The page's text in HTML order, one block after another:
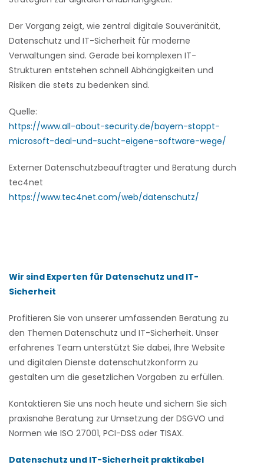
Der Vorgang zeigt, wie zentral digitale Souveränität,
Datenschutz und IT-Sicherheit für moderne
Verwaltungen sind. Gerade bei komplexen IT-
Strukturen entstehen schnell Abhängigkeiten und
Risiken die stets zu bedenken sind.
Quelle:
https://www.all-about-security.de/bayern-stoppt-
microsoft-deal-und-sucht-eigene-software-wege/
Externer Datenschutzbeauftragter und Beratung durch
tec4net
https://www.tec4net.com/web/datenschutz/
Wir sind Experten für Datenschutz und IT-
Sicherheit
Profitieren Sie von unserer umfassenden Beratung zu
den Themen Datenschutz und IT-Sicherheit. Unser
erfahrenes Team unterstützt Sie dabei, Ihre Website
und digitalen Dienste datenschutzkonform zu
gestalten um die gesetzlichen Vorgaben zu erfüllen.
Kontaktieren Sie uns noch heute und sichern Sie sich
praxisnahe Beratung zur Umsetzung der DSGVO und
Normen wie ISO 27001, PCI-DSS oder TISAX.
Datenschutz und IT-Sicherheit praktikabel